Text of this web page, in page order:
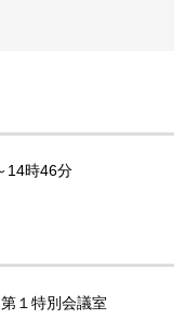
14時46分
１特別会議室